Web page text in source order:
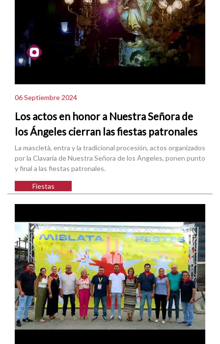
06 Septiembre 2024
Los actos en honor a Nuestra Señora de
los Ángeles cierran las fiestas patronales
La mascletà, entra y la tradicional procesión, actos organizados
por la Clavaría de Nuestra Señora de los Ángeles, ponen punto
y final a las fiestas patronales.
Fiestas